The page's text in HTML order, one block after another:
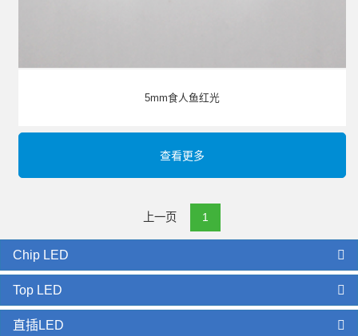
5mm食人鱼红光
查看更多
上一页 1
Chip LED
Top LED
直插LED